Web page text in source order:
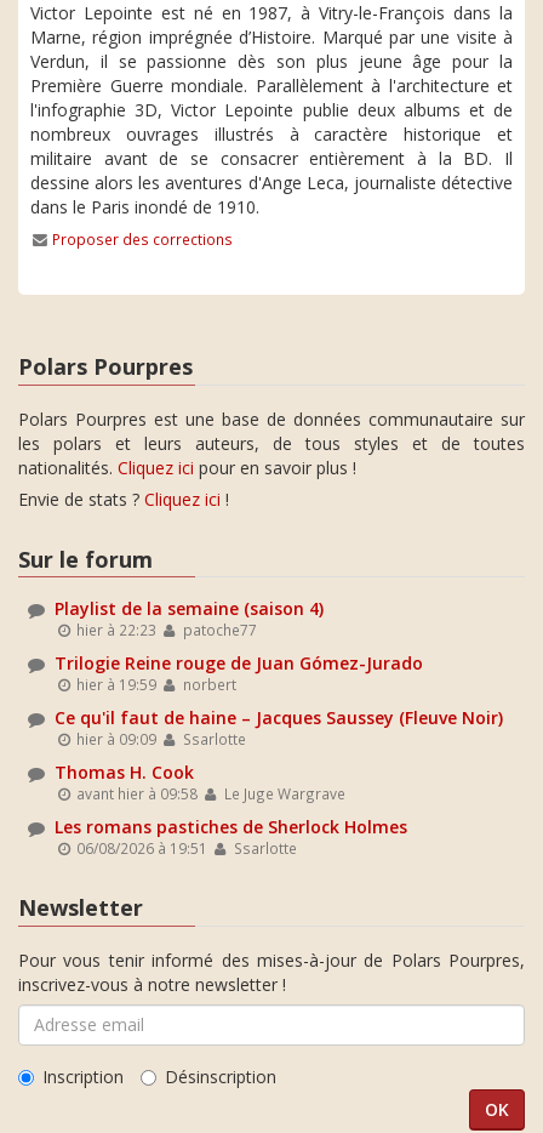
Victor Lepointe est né en 1987, à Vitry-le-François dans la
Marne, région imprégnée d’Histoire. Marqué par une visite à
Verdun, il se passionne dès son plus jeune âge pour la
Première Guerre mondiale. Parallèlement à l'architecture et
l'infographie 3D, Victor Lepointe publie deux albums et de
nombreux ouvrages illustrés à caractère historique et
militaire avant de se consacrer entièrement à la BD. Il
dessine alors les aventures d'Ange Leca, journaliste détective
dans le Paris inondé de 1910.
Proposer des corrections
Polars Pourpres
Polars Pourpres est une base de données communautaire sur
les polars et leurs auteurs, de tous styles et de toutes
nationalités. Cliquez ici pour en savoir plus !
Envie de stats ? Cliquez ici !
Sur le forum
Playlist de la semaine (saison 4)
hier à 22:23 patoche77
Trilogie Reine rouge de Juan Gómez-Jurado
hier à 19:59 norbert
Ce qu'il faut de haine – Jacques Saussey (Fleuve Noir)
hier à 09:09 Ssarlotte
Thomas H. Cook
avant hier à 09:58 Le Juge Wargrave
Les romans pastiches de Sherlock Holmes
06/08/2026 à 19:51 Ssarlotte
Newsletter
Pour vous tenir informé des mises-à-jour de Polars Pourpres,
inscrivez-vous à notre newsletter !
Inscription Désinscription